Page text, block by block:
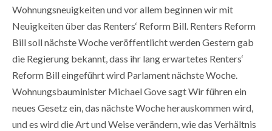
Wohnungsneuigkeiten und vor allem beginnen wir mit
Neuigkeiten über das Renters‘ Reform Bill. Renters Reform
Bill soll nächste Woche veröffentlicht werden Gestern gab
die Regierung bekannt, dass ihr lang erwartetes Renters‘
Reform Bill eingeführt wird Parlament nächste Woche.
Wohnungsbauminister Michael Gove sagt Wir führen ein
neues Gesetz ein, das nächste Woche herauskommen wird,
und es wird die Art und Weise verändern, wie das Verhältnis